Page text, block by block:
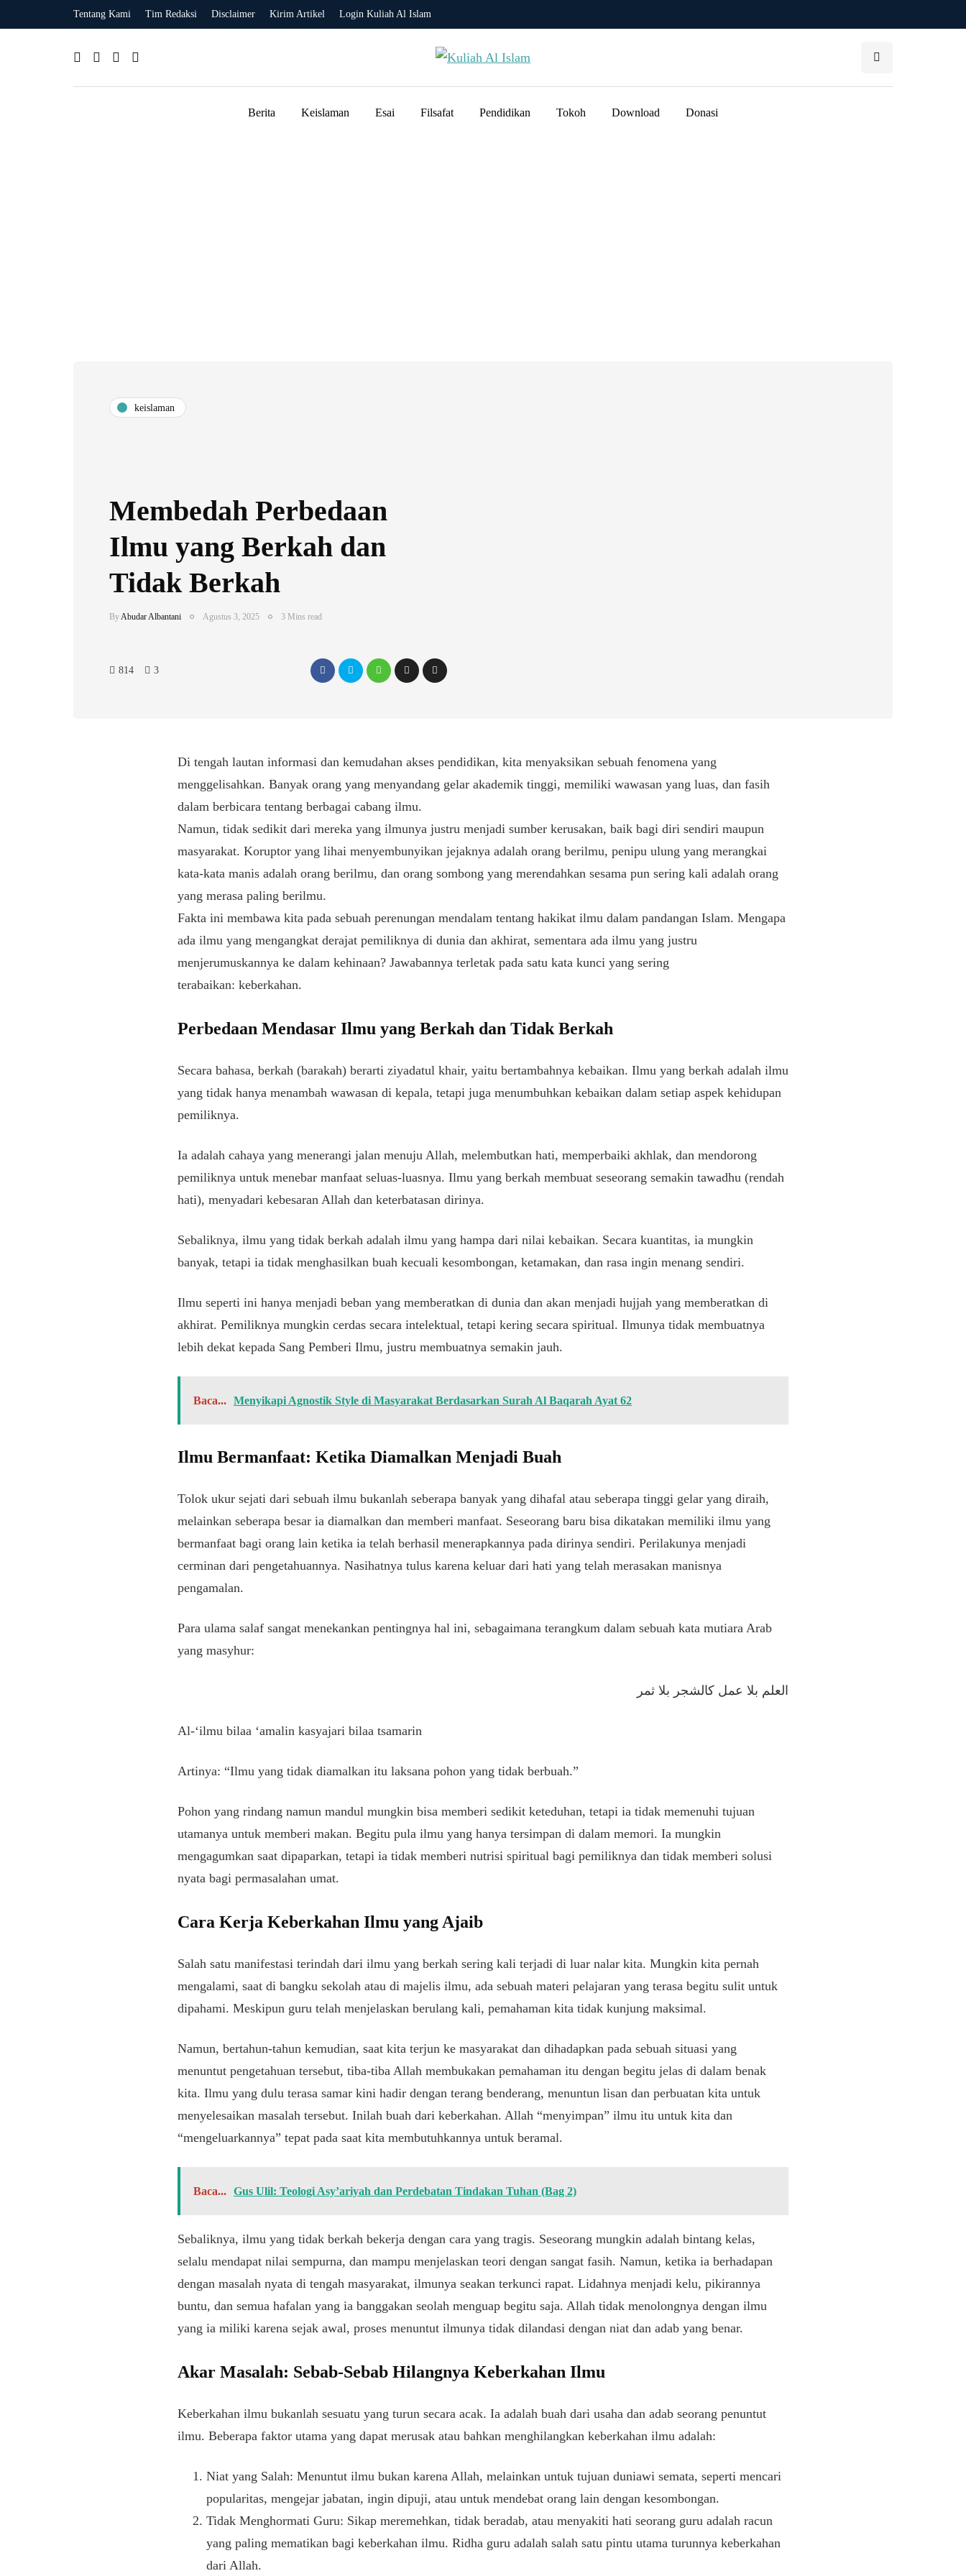
Tentang Kami Tim Redaksi Disclaimer Kirim Artikel Login Kuliah Al Islam
Berita Keislaman Esai Filsafat Pendidikan Tokoh Download Donasi
keislaman
Membedah Perbedaan
Ilmu yang Berkah dan
Tidak Berkah
ByAbudar Albantani Agustus 3, 2025 3 Mins read
814 3
Di tengah lautan informasi dan kemudahan akses pendidikan, kita menyaksikan sebuah fenomena yang
menggelisahkan. Banyak orang yang menyandang gelar akademik tinggi, memiliki wawasan yang luas, dan fasih
dalam berbicara tentang berbagai cabang ilmu.
Namun, tidak sedikit dari mereka yang ilmunya justru menjadi sumber kerusakan, baik bagi diri sendiri maupun
masyarakat. Koruptor yang lihai menyembunyikan jejaknya adalah orang berilmu, penipu ulung yang merangkai
kata-kata manis adalah orang berilmu, dan orang sombong yang merendahkan sesama pun sering kali adalah orang
yang merasa paling berilmu.
Fakta ini membawa kita pada sebuah perenungan mendalam tentang hakikat ilmu dalam pandangan Islam. Mengapa
ada ilmu yang mengangkat derajat pemiliknya di dunia dan akhirat, sementara ada ilmu yang justru
menjerumuskannya ke dalam kehinaan? Jawabannya terletak pada satu kata kunci yang sering
terabaikan: keberkahan.
Perbedaan Mendasar Ilmu yang Berkah dan Tidak Berkah
Secara bahasa, berkah (barakah) berarti ziyadatul khair, yaitu bertambahnya kebaikan. Ilmu yang berkah adalah ilmu
yang tidak hanya menambah wawasan di kepala, tetapi juga menumbuhkan kebaikan dalam setiap aspek kehidupan
pemiliknya.
Ia adalah cahaya yang menerangi jalan menuju Allah, melembutkan hati, memperbaiki akhlak, dan mendorong
pemiliknya untuk menebar manfaat seluas-luasnya. Ilmu yang berkah membuat seseorang semakin tawadhu (rendah
hati), menyadari kebesaran Allah dan keterbatasan dirinya.
Sebaliknya, ilmu yang tidak berkah adalah ilmu yang hampa dari nilai kebaikan. Secara kuantitas, ia mungkin
banyak, tetapi ia tidak menghasilkan buah kecuali kesombongan, ketamakan, dan rasa ingin menang sendiri.
Ilmu seperti ini hanya menjadi beban yang memberatkan di dunia dan akan menjadi hujjah yang memberatkan di
akhirat. Pemiliknya mungkin cerdas secara intelektual, tetapi kering secara spiritual. Ilmunya tidak membuatnya
lebih dekat kepada Sang Pemberi Ilmu, justru membuatnya semakin jauh.
Baca... Menyikapi Agnostik Style di Masyarakat Berdasarkan Surah Al Baqarah Ayat 62
Ilmu Bermanfaat: Ketika Diamalkan Menjadi Buah
Tolok ukur sejati dari sebuah ilmu bukanlah seberapa banyak yang dihafal atau seberapa tinggi gelar yang diraih,
melainkan seberapa besar ia diamalkan dan memberi manfaat. Seseorang baru bisa dikatakan memiliki ilmu yang
bermanfaat bagi orang lain ketika ia telah berhasil menerapkannya pada dirinya sendiri. Perilakunya menjadi
cerminan dari pengetahuannya. Nasihatnya tulus karena keluar dari hati yang telah merasakan manisnya
pengamalan.
Para ulama salaf sangat menekankan pentingnya hal ini, sebagaimana terangkum dalam sebuah kata mutiara Arab
yang masyhur:
العلم بلا عمل كالشجر بلا ثمر
Al-‘ilmu bilaa ‘amalin kasyajari bilaa tsamarin
Artinya: “Ilmu yang tidak diamalkan itu laksana pohon yang tidak berbuah.”
Pohon yang rindang namun mandul mungkin bisa memberi sedikit keteduhan, tetapi ia tidak memenuhi tujuan
utamanya untuk memberi makan. Begitu pula ilmu yang hanya tersimpan di dalam memori. Ia mungkin
mengagumkan saat dipaparkan, tetapi ia tidak memberi nutrisi spiritual bagi pemiliknya dan tidak memberi solusi
nyata bagi permasalahan umat.
Cara Kerja Keberkahan Ilmu yang Ajaib
Salah satu manifestasi terindah dari ilmu yang berkah sering kali terjadi di luar nalar kita. Mungkin kita pernah
mengalami, saat di bangku sekolah atau di majelis ilmu, ada sebuah materi pelajaran yang terasa begitu sulit untuk
dipahami. Meskipun guru telah menjelaskan berulang kali, pemahaman kita tidak kunjung maksimal.
Namun, bertahun-tahun kemudian, saat kita terjun ke masyarakat dan dihadapkan pada sebuah situasi yang
menuntut pengetahuan tersebut, tiba-tiba Allah membukakan pemahaman itu dengan begitu jelas di dalam benak
kita. Ilmu yang dulu terasa samar kini hadir dengan terang benderang, menuntun lisan dan perbuatan kita untuk
menyelesaikan masalah tersebut. Inilah buah dari keberkahan. Allah “menyimpan” ilmu itu untuk kita dan
“mengeluarkannya” tepat pada saat kita membutuhkannya untuk beramal.
Baca... Gus Ulil: Teologi Asy’ariyah dan Perdebatan Tindakan Tuhan (Bag 2)
Sebaliknya, ilmu yang tidak berkah bekerja dengan cara yang tragis. Seseorang mungkin adalah bintang kelas,
selalu mendapat nilai sempurna, dan mampu menjelaskan teori dengan sangat fasih. Namun, ketika ia berhadapan
dengan masalah nyata di tengah masyarakat, ilmunya seakan terkunci rapat. Lidahnya menjadi kelu, pikirannya
buntu, dan semua hafalan yang ia banggakan seolah menguap begitu saja. Allah tidak menolongnya dengan ilmu
yang ia miliki karena sejak awal, proses menuntut ilmunya tidak dilandasi dengan niat dan adab yang benar.
Akar Masalah: Sebab-Sebab Hilangnya Keberkahan Ilmu
Keberkahan ilmu bukanlah sesuatu yang turun secara acak. Ia adalah buah dari usaha dan adab seorang penuntut
ilmu. Beberapa faktor utama yang dapat merusak atau bahkan menghilangkan keberkahan ilmu adalah:
Niat yang Salah: Menuntut ilmu bukan karena Allah, melainkan untuk tujuan duniawi semata, seperti mencari
popularitas, mengejar jabatan, ingin dipuji, atau untuk mendebat orang lain dengan kesombongan.
Tidak Menghormati Guru: Sikap meremehkan, tidak beradab, atau menyakiti hati seorang guru adalah racun
yang paling mematikan bagi keberkahan ilmu. Ridha guru adalah salah satu pintu utama turunnya keberkahan
dari Allah.